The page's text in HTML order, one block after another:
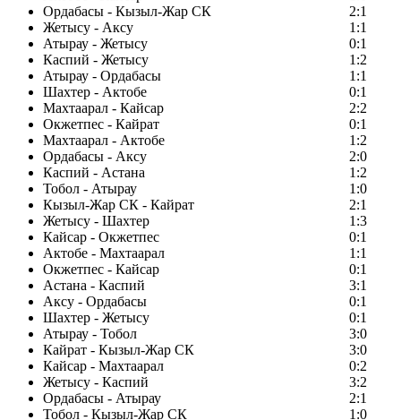
Ордабасы - Кызыл-Жар СК
2:1
Жетысу - Аксу
1:1
Атырау - Жетысу
0:1
Каспий - Жетысу
1:2
Атырау - Ордабасы
1:1
Шахтер - Актобе
0:1
Махтаарал - Кайсар
2:2
Окжетпес - Кайрат
0:1
Махтаарал - Актобе
1:2
Ордабасы - Аксу
2:0
Каспий - Астана
1:2
Тобол - Атырау
1:0
Кызыл-Жар СК - Кайрат
2:1
Жетысу - Шахтер
1:3
Кайсар - Окжетпес
0:1
Актобе - Махтаарал
1:1
Окжетпес - Кайсар
0:1
Астана - Каспий
3:1
Аксу - Ордабасы
0:1
Шахтер - Жетысу
0:1
Атырау - Тобол
3:0
Кайрат - Кызыл-Жар СК
3:0
Кайсар - Махтаарал
0:2
Жетысу - Каспий
3:2
Ордабасы - Атырау
2:1
Тобол - Кызыл-Жар СК
1:0